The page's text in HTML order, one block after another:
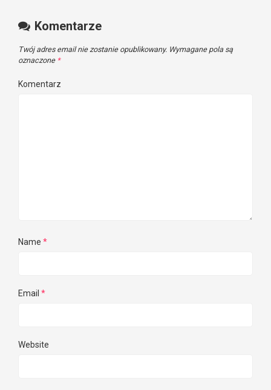
Komentarze
Twój adres email nie zostanie opublikowany. Wymagane pola są
oznaczone *
Komentarz
Name *
Email *
Website